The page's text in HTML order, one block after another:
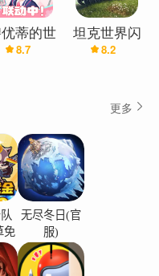
蒂的世
界
8.7
坦克世界闪
击战
8.2
更多
免
无尽冬日(官
服)